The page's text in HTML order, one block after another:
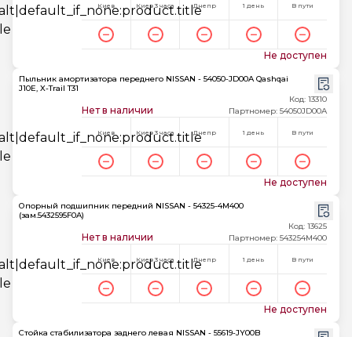
Киев Киев 3 часа Днепр 1 день В пути
Не доступен
Пыльник амортизатора переднего NISSAN - 54050-JD00A Qashqai
J10E, X-Trail T31
Нет в наличии
Код: 13310
Партномер: 54050JD00A
Киев Киев 3 часа Днепр 1 день В пути
Не доступен
Опорный подшипник передний NISSAN - 54325-4M400
(зам.5432595F0A)
Нет в наличии
Код: 13625
Партномер: 543254M400
Киев Киев 3 часа Днепр 1 день В пути
Не доступен
Стойка стабилизатора заднего левая NISSAN - 55619-JY00B